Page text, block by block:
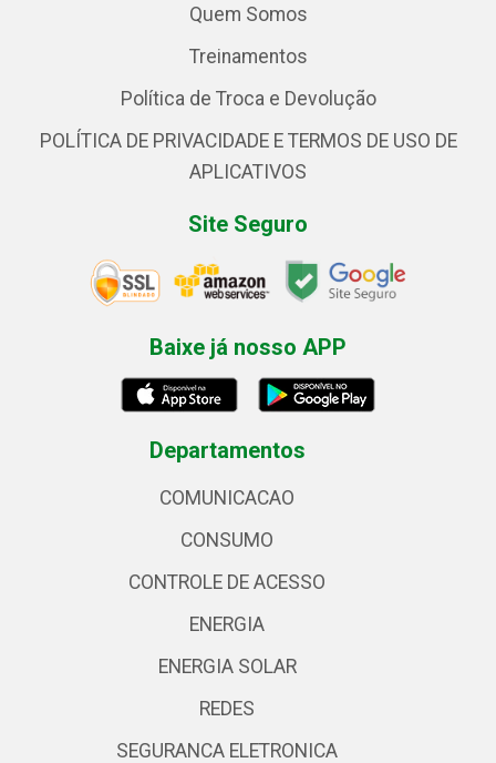
Quem Somos
Treinamentos
Política de Troca e Devolução
POLÍTICA DE PRIVACIDADE E TERMOS DE USO DE
APLICATIVOS
Site Seguro
Baixe já nosso APP
Departamentos
COMUNICACAO
CONSUMO
CONTROLE DE ACESSO
ENERGIA
ENERGIA SOLAR
REDES
SEGURANCA ELETRONICA